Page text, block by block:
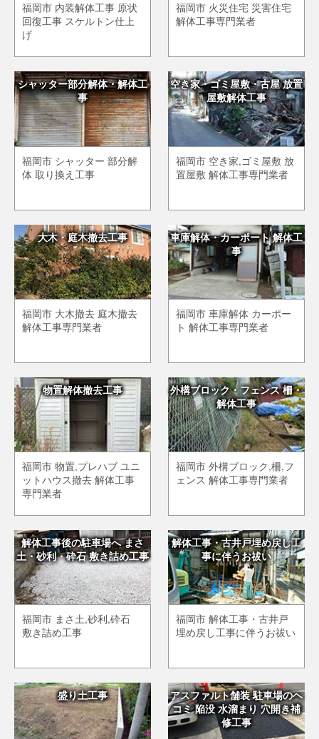
福岡市 内装解体工事 原状
回復工事 スケルトン仕上
げ
福岡市 火災住宅 災害住宅
解体工事専門業者
シャッター部分解体・解体工
事
福岡市 シャッター 部分解
体 取り換え工事
空き家・ゴミ屋敷・古屋 放置
屋敷解体工事
福岡市 空き家,ゴミ屋敷 放
置屋敷 解体工事専門業者
大木・庭木撤去工事
福岡市 大木撤去 庭木撤去
解体工事専門業者
車庫解体・カーポート 解体工
事
福岡市 車庫解体 カーポー
ト 解体工事専門業者
物置解体撤去工事
福岡市 物置,プレハブ ユニ
ットハウス撤去 解体工事
専門業者
外構ブロック・フェンス 柵・
解体工事
福岡市 外構ブロック,柵,フ
ェンス 解体工事専門業者
解体工事後の駐車場へ まさ
土・砂利・砕石 敷き詰め工事
福岡市 まさ土,砂利,砕石
敷き詰め工事
解体工事・古井戸埋め戻し工
事に伴うお祓い
福岡市 解体工事・古井戸
埋め戻し工事に伴うお祓い
盛り土工事
アスファルト舗装 駐車場のヘ
コミ 陥没 水溜まり 穴開き補
修工事